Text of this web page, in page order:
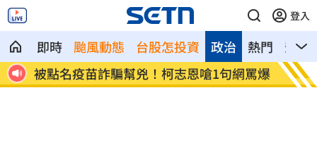
登入
即時 颱風動態 台股怎投資 熱門 影音
政治
被點名疫苗詐騙幫兇！柯志恩嗆1句網罵爆 台中
聲